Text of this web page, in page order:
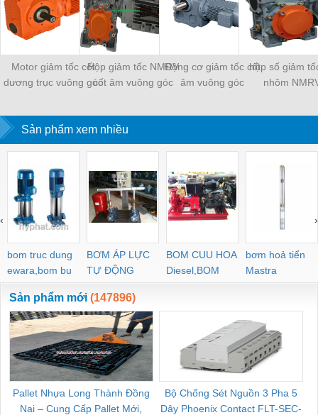
Motor giảm tốc cốt
dương trục vuông góc
Hộp giảm tốc NMRV
cốt âm vuông góc
Động cơ giảm tốc cốt
âm vuông góc
hộp số giảm
nhôm
Sản phẩm xem nhiều
bom truc dung
ewara,bom bu
ewara
BƠM ÁP LỰC
TỰ ĐỘNG
BOM CUU HOA
Diesel,BOM
CHUA CHAY
bơm hoả tiển
Mastra
‹ ›
Sản phẩm mới (147896)
Pallet Nhựa Long Thành Đồng
Nai – Cung Cấp Pallet Mới,
Bộ Chống Sét Nguồn 3 Pha 5
Dây Phoenix Contact FLT-SEC-